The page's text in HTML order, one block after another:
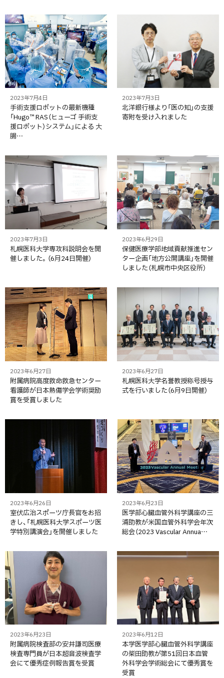
2023年7月4日
手術支援ロボットの最新機種
「Hugo™ RAS（ヒューゴ 手術支
援ロボット）システム」による 大
腸…
2023年7月3日
北洋銀行様より「医の知」の支援
寄附を受け入れました
2023年7月3日
札幌医科大学専攻科説明会を開
催しました。（6月24日開催）
2023年6月29日
保健医療学部地域貢献推進セン
ター企画「地方公開講座」を開催
しました（札幌市中央区役所）
2023年6月27日
附属病院高度救命救急センター
看護師が日本熱傷学会学術奨励
賞を受賞しました
2023年6月27日
札幌医科大学名誉教授称号授与
式を行いました（6月9日開催）
2023年6月26日
室伏広治スポーツ庁長官をお招
きし、「札幌医科大学スポーツ医
学特別講演会」を開催しました
2023年6月23日
医学部心臓血管外科学講座の三
浦助教が米国血管外科学会年次
総会（2023 Vascular Annua…
2023年6月23日
附属病院検査部の安井謙司医療
検査専門員が日本超音波検査学
会にて優秀症例報告賞を受賞
2023年6月12日
本学医学部心臓血管外科学講座
の柴田助教が第51回日本血管
外科学会学術総会にて優秀賞を
受賞